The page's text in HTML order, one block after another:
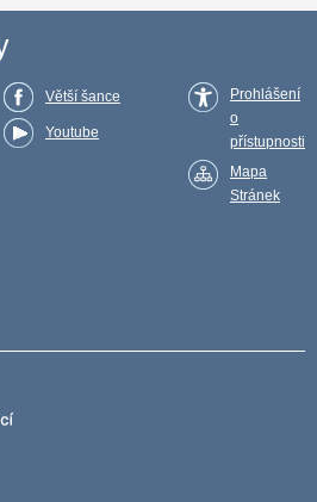
Větší šance
Youtube
Prohlášení
o
přístupnosti
Mapa
Stránek